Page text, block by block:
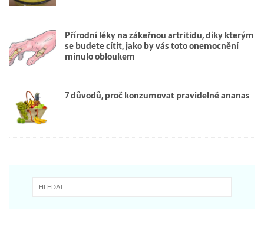
Přírodní léky na zákeřnou artritidu, díky kterým
se budete cítit, jako by vás toto onemocnění
minulo obloukem
7 důvodů, proč konzumovat pravidelně ananas